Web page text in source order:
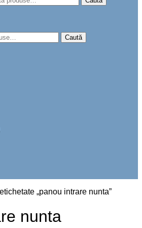
Caută
„panou intrare nunta”
nunta